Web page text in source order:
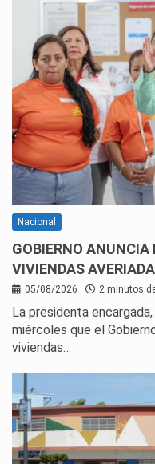
Nacional
GOBIERNO ANUNCIA
VIVIENDAS
05/08/2026 2 minutos
La presidenta
miércoles que el
viviendas…